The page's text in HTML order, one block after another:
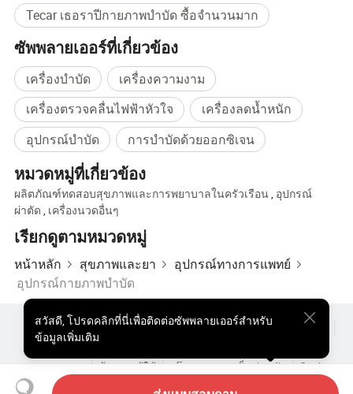
ต่างๆที่มีการเชื่อมต่อที่หนาแน่น ( เอ็นเอ็นยึดแผงด้านหน้า ):
* จะถ่ายเทการประสานและการเคลือบแบบเรื้อรังผ่านพลังงานความ
ร้อนที่ควบคุม
* คืนความคล่องตัวของข้อต่อโดยเพิ่มความยืดหยุ่นในเนื้อเยื่อแข็งหรือ
หลังผ่าตัด
* บรรเทาอาการปวดทางประสาทผ่านการกำจัดรอยแตกและการปรับ
ประสาท
โหมดความถี่คู่แบบผนึก
การรวมความถี่ทั้งสองเข้าด้วยกันจะปลดล็อคการบำบัด 3D
* การกำหนดเป้าหมายแบบสองมิติ :
นอนและลึกสำหรับการรักษาแบบครอบคลุมได้พร้อมกัน
* การสั่นพ้องเซลลูลาร์ที่ดีขึ้น :
ชีวภาพของ 30 kHz โดยเร่งการกลับสู่สภาวะปกติด้วยอัตราเร่ง 50 %
เทียบกับอุปกรณ์ที่ใช้ความถี่เดียว
* การถ่ายทอดพลังงานแบบปรับได้ :
การกระจายความร้อนมีประสิทธิภาพที่สุดลดความรู้สึกไม่สบายใน
ขณะที่เพิ่มประสิทธิภาพ
Tecar เธอราปีกายภาพบำบัด ซื้อจำนวนมาก
ซัพพลายเออร์ที่เกี่ยวข้อง
เครื่องบำบัด
เครื่องความงาม
เครื่องตรวจคลื่นไฟฟ้าหัวใจ
เครื่องลดน้ำหนัก
อุปกรณ์บำบัด
การบำบัดด้วยออกซิเจน
หมวดหมู่ที่เกี่ยวข้อง
ผลิตภัณฑ์ทดสอบสุขภาพและการพยาบาลในครัวเรือน , อุปกรณ์
ผ่าตัด , เครื่องนวดอื่นๆ
เรียกดูตามหมวดหมู่
หน้าหลัก สุขภาพและยา
อุปกรณ์ทางการแพทย์
อุปกรณ์กายภาพบำบัด
สวัสดี,โปรดคลิกที่นี่เพื่อติดต่อซัพพลายเออร์สำหรับ
ข้อมูลเพิ่มเติม
ผลิตภัณฑ์ยอดนิยม สินค้ายอดนิยม ราคา
ขายส่งผลิตภัณฑ์ร้อน
ซองจดหมาย
ข้อตกลงผู้ใช้ นโยบายความเป็นส่วนตัว
ติดต่อ